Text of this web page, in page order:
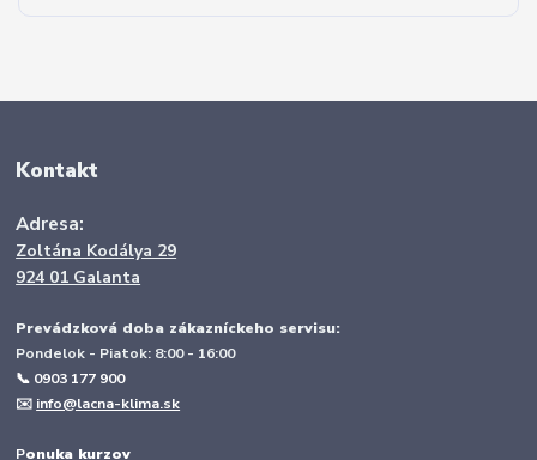
Kontakt
Adresa:
Zoltána Kodálya 29
924 01 Galanta
Prevádzková doba zákazníckeho servisu:
Pondelok - Piatok: 8:00 - 16:00
📞 0903 177 900
✉️ info@lacna-klima.sk
Ponuka kurzov